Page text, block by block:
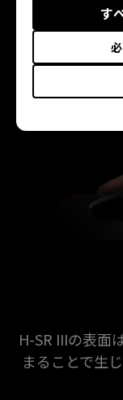
す
腕にかかる摩
かすたびに心
の粗さによる
H-SR IIIの表面
まることで生